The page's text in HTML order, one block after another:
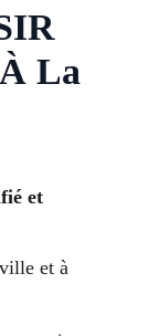
La
et
et à